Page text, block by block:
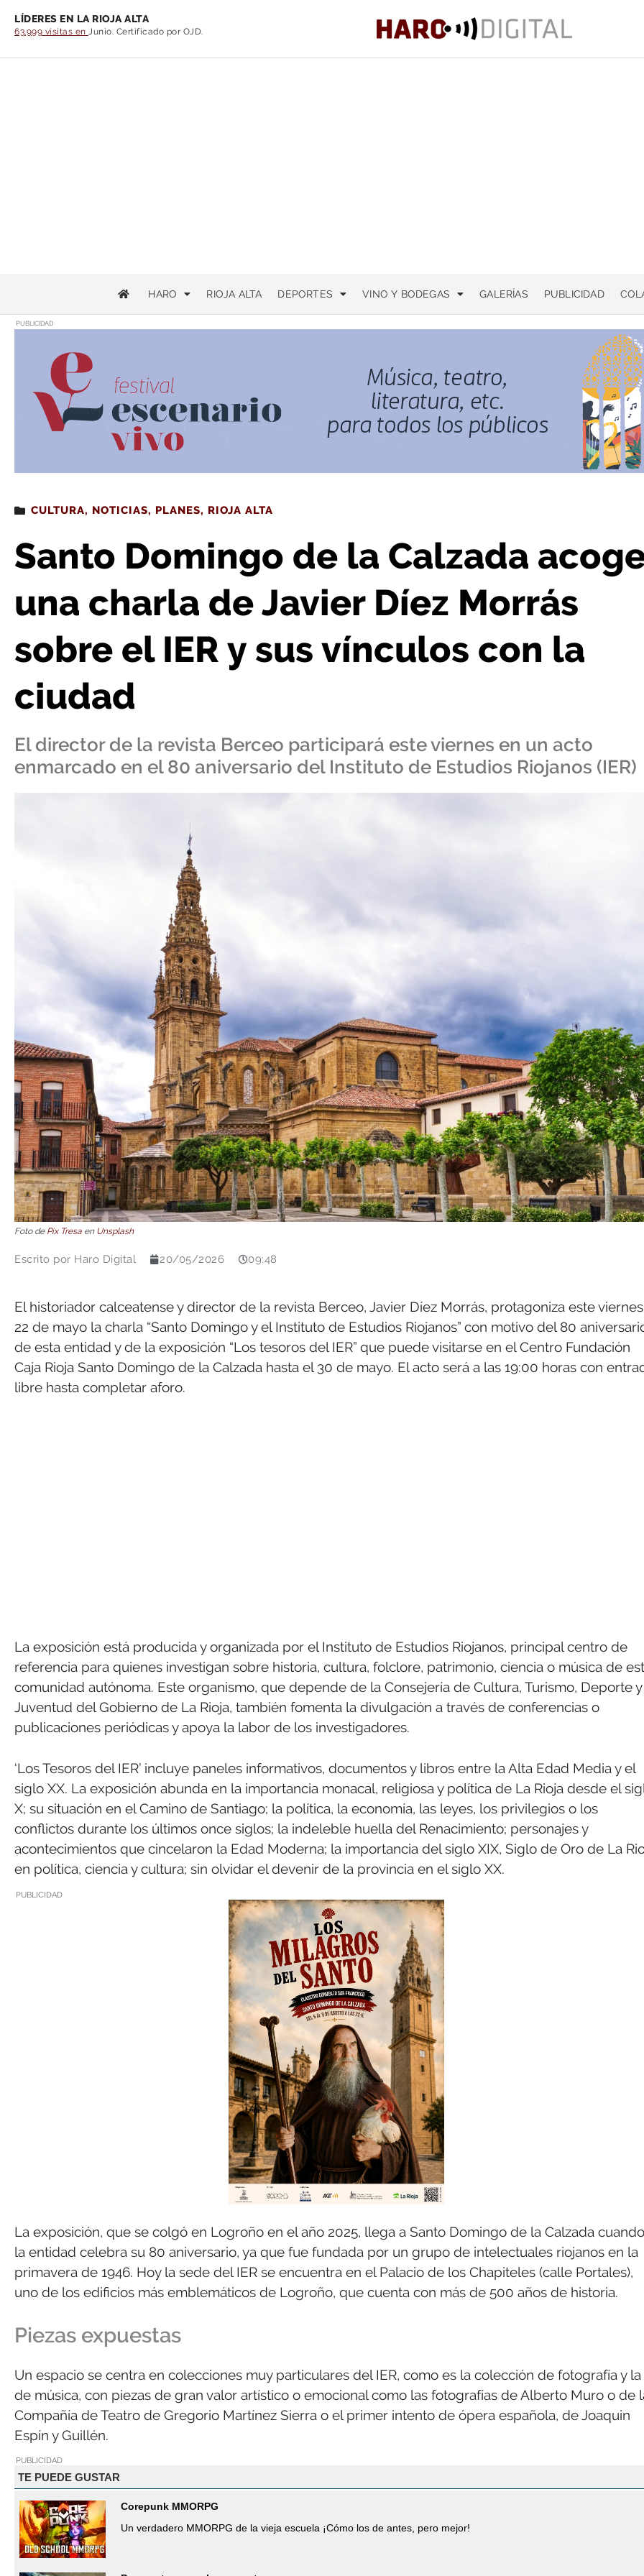
LÍDERES EN LA RIOJA ALTA
63.999 visitas en Junio. Certificado por OJD.
HARO RIOJA ALTA DEPORTES VINO Y BODEGAS GALERÍAS PUBLICIDAD
PUBLICIDAD
Estás leyendo : Santo Domingo de la Calzada acoge una charla de Javier Díez Morrás sobre el IER y sus vínculos con la ciudad
CULTURA, NOTICIAS, PLANES, RIOJA ALTA
Santo Domingo de la Calzada
una charla de Javier Díez Morrás
sobre el IER y sus vínculos con la
ciudad
El director de la revista Berceo participará este viernes en un acto
enmarcado en el 80 aniversario del Instituto de Estudios Riojanos (IER)
Foto de Pix Tresa en Unsplash
Escrito por Haro Digital 20/05/2026 09:48
El historiador calceatense y director de la revista Berceo, Javier Díez Morrás, protagoniza este viernes
22 de mayo la charla “Santo Domingo y el Instituto de Estudios Riojanos” con motivo del 80
de esta entidad y de la exposición “Los tesoros del IER” que puede visitarse en el Centro Fundación
Caja Rioja Santo Domingo de la Calzada hasta el 30 de mayo. El acto será a las 19:00 horas con
libre hasta completar aforo.
La exposición está producida y organizada por el Instituto de Estudios Riojanos, principal centro de
referencia para quienes investigan sobre historia, cultura, folclore, patrimonio, ciencia o música de
comunidad autónoma. Este organismo, que depende de la Consejería de Cultura, Turismo, Deporte y
Juventud del Gobierno de La Rioja, también fomenta la divulgación a través de conferencias o
publicaciones periódicas y apoya la labor de los investigadores.
‘Los Tesoros del IER’ incluye paneles informativos, documentos y libros entre la Alta Edad Media y el
siglo XX. La exposición abunda en la importancia monacal, religiosa y política de La Rioja desde el
X; su situación en el Camino de Santiago; la política, la economía, las leyes, los privilegios o los
conflictos durante los últimos once siglos; la indeleble huella del Renacimiento; personajes y
acontecimientos que cincelaron la Edad Moderna; la importancia del siglo XIX, Siglo de Oro de La
en política, ciencia y cultura; sin olvidar el devenir de la provincia en el siglo XX.
PUBLICIDAD
La exposición, que se colgó en Logroño en el año 2025, llega a Santo Domingo de la Calzada cuando
la entidad celebra su 80 aniversario, ya que fue fundada por un grupo de intelectuales riojanos en la
primavera de 1946. Hoy la sede del IER se encuentra en el Palacio de los Chapiteles (calle Portales),
uno de los edificios más emblemáticos de Logroño, que cuenta con más de 500 años de historia.
Piezas expuestas
Un espacio se centra en colecciones muy particulares del IER, como es la colección de fotografía y la
de música, con piezas de gran valor artístico o emocional como las fotografías de Alberto Muro o de
Compañía de Teatro de Gregorio Martínez Sierra o el primer intento de ópera española, de Joaquin
Espín y Guillén.
PUBLICIDAD
TE PUEDE GUSTAR
Corepunk MMORPG
Un verdadero MMORPG de la vieja escuela ¡Cómo los de antes, pero mejor!